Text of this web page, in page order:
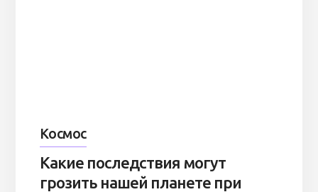
Космос
Какие последствия могут
грозить нашей планете при